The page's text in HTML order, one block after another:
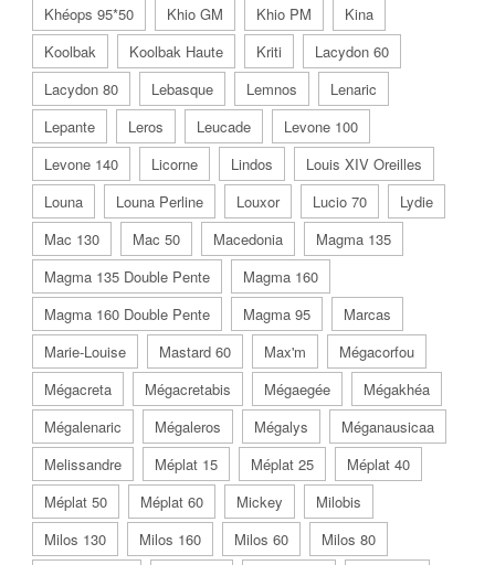
Khéops 95*50
Khio GM Khio PM
Kina
Koolbak
Koolbak Haute Kriti
Lacydon 60
Lacydon 80
Lebasque Lemnos
Lenaric
Lepante
Leros Leucade
Levone 100
Levone 140
Licorne Lindos
Louis XIV Oreilles
Louna
Louna Perline Louxor Lucio 70
Lydie
Mac 130
Mac 50 Macedonia
Magma 135
Magma 135 Double Pente
Magma 160
Magma 160 Double Pente
Magma 95
Marcas
Marie-Louise
Mastard 60 Max'm
Mégacorfou
Mégacreta
Mégacretabis Mégaegée
Mégakhéa
Mégalenaric
Mégaleros Mégalys
Méganausicaa
Melissandre
Méplat 15 Méplat 25
Méplat 40
Méplat 50
Méplat 60 Mickey
Milobis
Milos 130
Milos 160 Milos 60
Milos 80